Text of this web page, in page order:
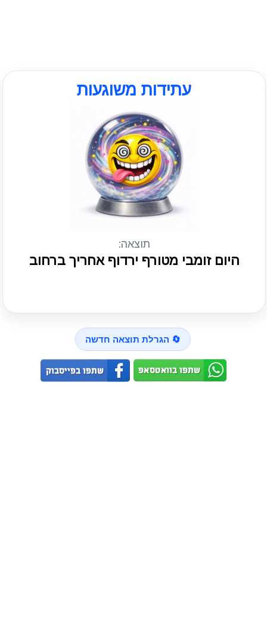
עתידות משוגעות
תוצאה:
היום זומבי מטורף ירדוף אחריך ברחוב
🔄 הגרלת תוצאה חדשה